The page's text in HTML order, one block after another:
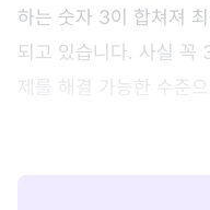
하는 숫자 3이 합쳐져
되고 있습니다. 사실 꼭
제를 해결 가능한 수준